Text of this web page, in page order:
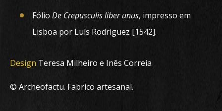
Fólio De Crepusculis liber unus, impresso em
Lisboa por Luís Rodriguez [1542].
Design Teresa Milheiro e Inês Correia
© Archeofactu. Fabrico artesanal.